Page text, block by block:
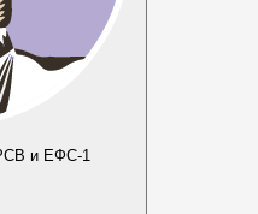
и ЕФС-1